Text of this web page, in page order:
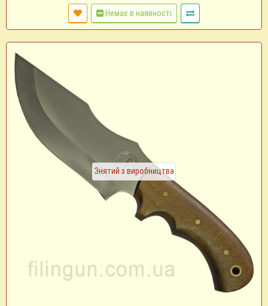
Немає в наявності
Знятий з виробництва